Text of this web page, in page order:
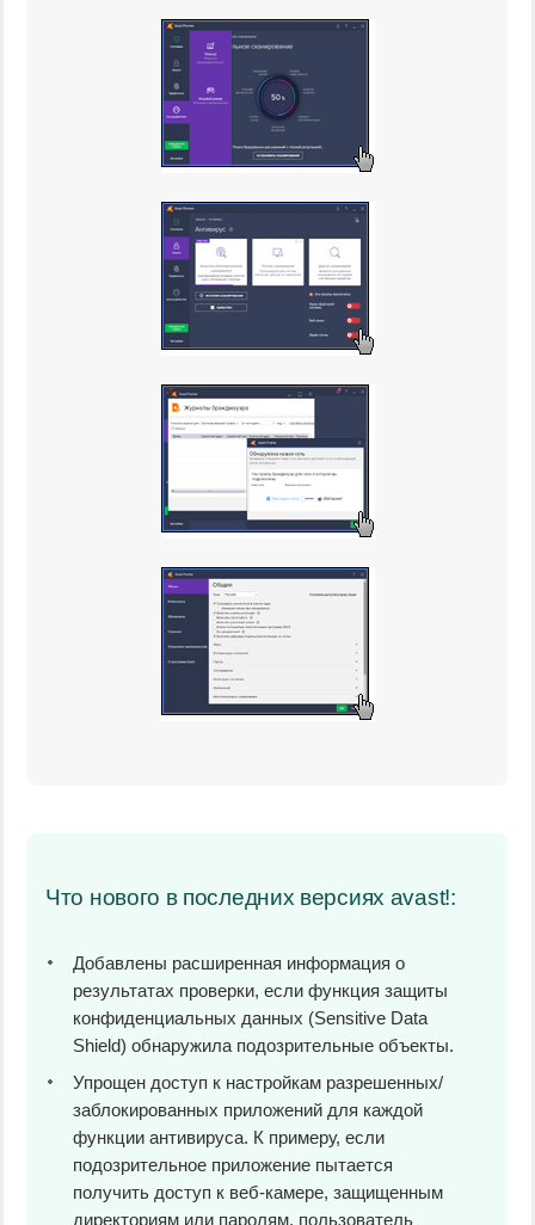
Что нового в последних версиях avast!:
Добавлены расширенная информация о
результатах проверки, если функция защиты
конфиденциальных данных (Sensitive Data
Shield) обнаружила подозрительные объекты.
Упрощен доступ к настройкам разрешенных/
заблокированных приложений для каждой
функции антивируса. К примеру, если
подозрительное приложение пытается
получить доступ к веб-камере, защищенным
директориям или паролям, пользователь